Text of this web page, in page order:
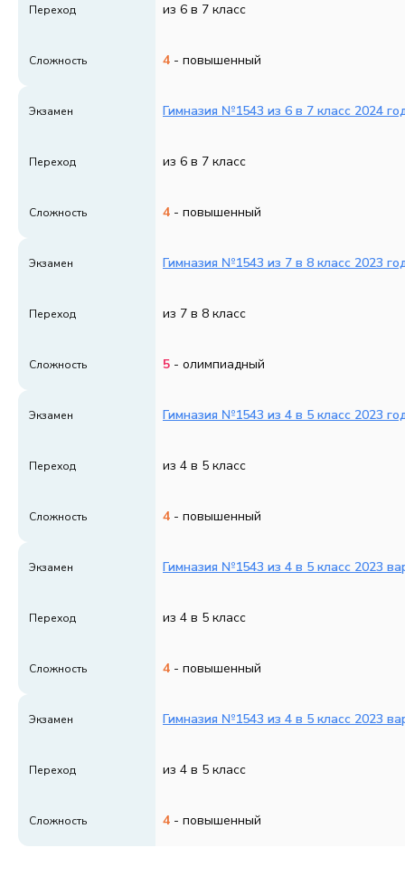
Переход из 6 в 7 класс
Сложность 4 - повышенный
Экзамен Гимназия №1543 из 6 в 7 класс 2024
Переход из 6 в 7 класс
Сложность 4 - повышенный
Экзамен Гимназия №1543 из 7 в 8 класс 2023
Переход из 7 в 8 класс
Сложность 5 - олимпиадный
Экзамен Гимназия №1543 из 4 в 5 класс 2023
Переход из 4 в 5 класс
Сложность 4 - повышенный
Экзамен Гимназия №1543 из 4 в 5 класс 2023
Переход из 4 в 5 класс
Сложность 4 - повышенный
Экзамен Гимназия №1543 из 4 в 5 класс 2023
Переход из 4 в 5 класс
Сложность 4 - повышенный